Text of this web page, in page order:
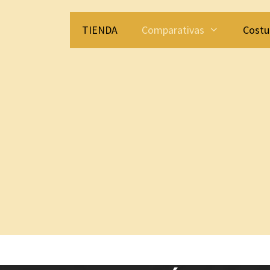
TIENDA Comparativas